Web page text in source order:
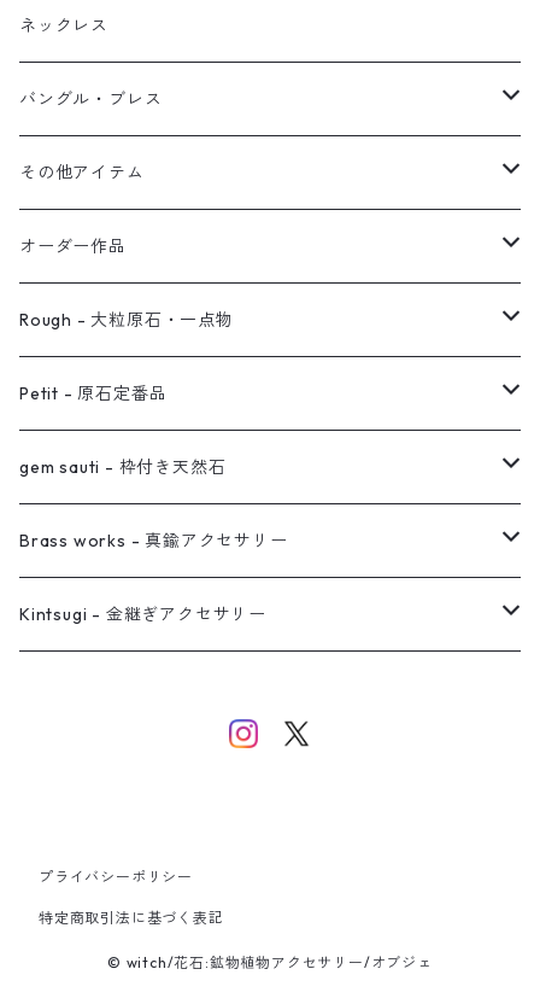
ブレス
オブジェ
イヤーカフ
フープ
植物イヤーカフ
ぶら下がりイヤーカフ
2連イヤーカフ
イヤリング対応
ノンホールピアス
オーダー用ページ
真鍮イヤーカフ
ネックレス
バングル・ブレス
ブレスレット
バングル
その他アイテム
ブローチ
ヘアアクセサリー
オーダー作品
リング
ネックレス
ピアス
イヤーカフ
バングル
Rough - 大粒原石・一点物
ピアス
リング
ネックレス
イヤーカフ
Petit - 原石定番品
ピアス
リング
ネックレス
gem sauti - 枠付き天然石
ピアス
ネックレス
Brass works - 真鍮アクセサリー
リング
バングル
Kintsugi - 金継ぎアクセサリー
プライバシーポリシー
特定商取引法に基づく表記
© witch/花石:鉱物植物アクセサリー/オブジェ